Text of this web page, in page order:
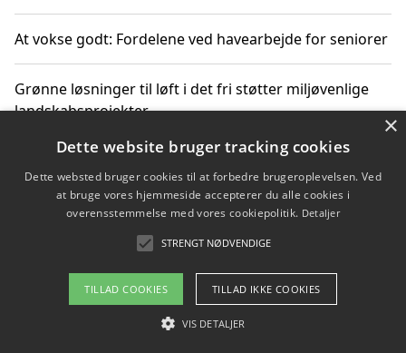
At vokse godt: Fordelene ved havearbejde for seniorer
Grønne løsninger til løft i det fri støtter miljøvenlige
landskabsprojekter
Gør haven til et frirum for familien og naturen
Copyright 2026 - Pilanto Aps
Om / kontakt
Blog Betingelser
×
Dette website bruger tracking cookies
Dette websted bruger cookies til at forbedre brugeroplevelsen. Ved
at bruge vores hjemmeside accepterer du alle cookies i
overensstemmelse med vores cookiepolitik. Detaljer
STRENGT NØDVENDIGE
TILLAD COOKIES TILLAD IKKE COOKIES
VIS DETALJER